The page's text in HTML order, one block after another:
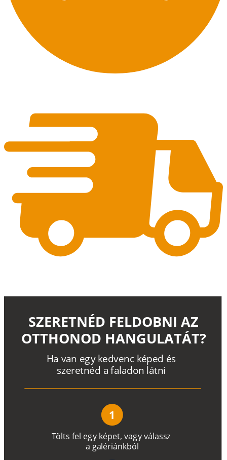
Tölts fel egy képet, vagyválassz
a galériánkból
Ha van egy kedvenc képed és
szeretnéd a faladon látni
SZERETNÉD FELDOBNI AZ
OTTHONOD HANGULATÁT?
1